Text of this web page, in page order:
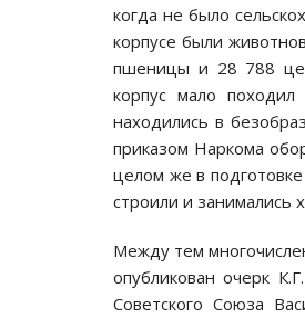
когда не было
корпусе были
пшеницы и 28 788
корпус мало
находились в
приказом Наркома
целом же в
строили и занимались
Между тем
опубликован очерк
Советского Союза